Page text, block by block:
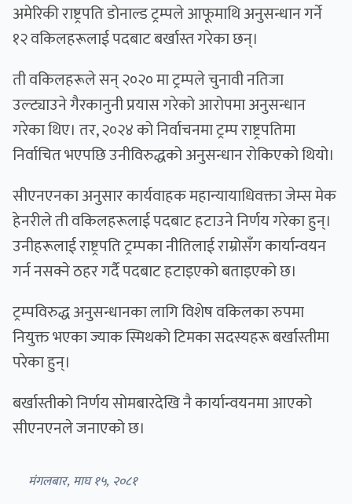
अमेरिकी राष्ट्रपति डोनाल्ड ट्रम्पले आफूमाथि अनुसन्धान गर्ने
१२ वकिलहरूलाई पदबाट बर्खास्त गरेका छन्।
ती वकिलहरूले सन् २०२० मा ट्रम्पले चुनावी नतिजा
उल्ट्याउने गैरकानुनी प्रयास गरेको आरोपमा अनुसन्धान
गरेका थिए। तर, २०२४ को निर्वाचनमा ट्रम्प राष्ट्रपतिमा
निर्वाचित भएपछि उनीविरुद्धको अनुसन्धान रोकिएको थियो।
सीएनएनका अनुसार कार्यवाहक महान्यायाधिवक्ता जेम्स मेक
हेनरीले ती वकिलहरूलाई पदबाट हटाउने निर्णय गरेका हुन्।
उनीहरूलाई राष्ट्रपति ट्रम्पका नीतिलाई राम्रोसँग कार्यान्वयन
गर्न नसक्ने ठहर गर्दै पदबाट हटाइएको बताइएको छ।
ट्रम्पविरुद्ध अनुसन्धानका लागि विशेष वकिलका रुपमा
नियुक्त भएका ज्याक स्मिथको टिमका सदस्यहरू बर्खास्तीमा
परेका हुन्।
बर्खास्तीको निर्णय सोमबारदेखि नै कार्यान्वयनमा आएको
सीएनएनले जनाएको छ।
मंगलबार, माघ १५, २०८१